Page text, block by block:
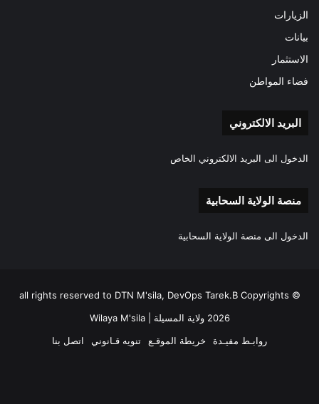
الزيارات
بيانات
الاستثمار
فضاء المواطن
البريد الالكتروني
الدخول الى البريد الالكتروني الخاص
منصة الولاية السحابية
الدخول الى منصة الولاية السحابية
all rights reserved to DTN M'sila, DevOps Tarek.B Copyrights ©
2026 ولاية المسيلة | Wilaya M'sila
روابـط مفيـدة
خريطة الموقـع تنويه قـانوني اتصل بنا